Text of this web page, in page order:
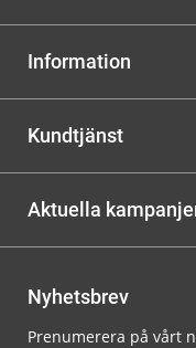
Information
Kundtjänst
Aktuella
Nyhetsbrev
Prenumerera på vårt